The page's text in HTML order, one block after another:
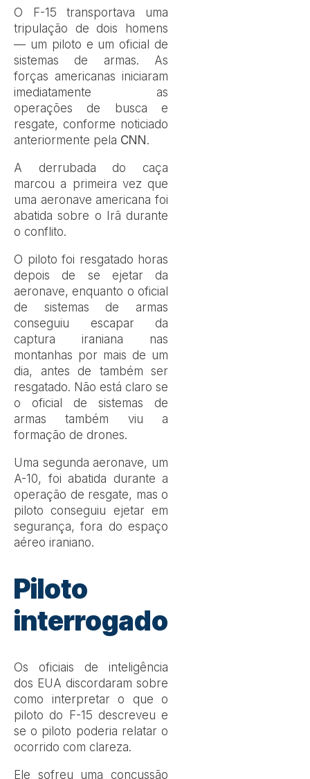
O F-15 transportava uma
tripulação de dois homens
— um piloto e um oficial de
sistemas de armas. As
forças americanas iniciaram
imediatamente as
operações de busca e
resgate, conforme noticiado
anteriormente pela CNN .
A derrubada do caça
marcou a primeira vez que
uma aeronave americana foi
abatida sobre o Irã durante
o conflito.
O piloto foi resgatado horas
depois de se ejetar da
aeronave, enquanto o oficial
de sistemas de armas
conseguiu escapar da
captura iraniana nas
montanhas por mais de um
dia, antes de também ser
resgatado. Não está claro se
o oficial de sistemas de
armas também viu a
formação de drones.
Uma segunda aeronave, um
A-10, foi abatida durante a
operação de resgate, mas o
piloto conseguiu ejetar em
segurança, fora do espaço
aéreo iraniano.
Piloto
interrogado
Os oficiais de inteligência
dos EUA discordaram sobre
como interpretar o que o
piloto do F-15 descreveu e
se o piloto poderia relatar o
ocorrido com clareza.
Ele sofreu uma concussão